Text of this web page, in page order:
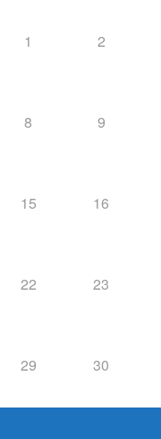
1 2
8 9
15 16
22 23
29 30